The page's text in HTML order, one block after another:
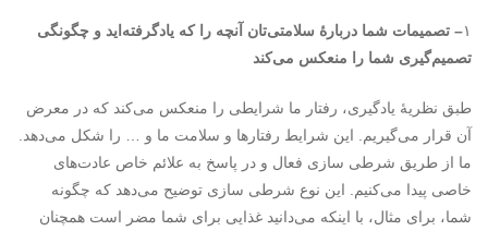
۱– تصمیمات شما دربارۀ سلامتی‌تان آنچه را که یادگرفته‌اید و چگونگی
تصمیم‌گیری شما را منعکس می‌کند
طبق نظریۀ یادگیری، رفتار ما شرایطی را منعکس می‌کند که در معرض
آن قرار می‌گیریم. این شرایط رفتارها و سلامت ما و … را شکل می‌دهد.
ما از طریق شرطی سازی فعال و در پاسخ به علائم خاص عادت‌های
خاصی پیدا می‌کنیم. این نوع شرطی سازی توضیح می‌دهد که چگونه
شما، برای مثال، با اینکه می‌دانید غذایی برای شما مضر است همچنان